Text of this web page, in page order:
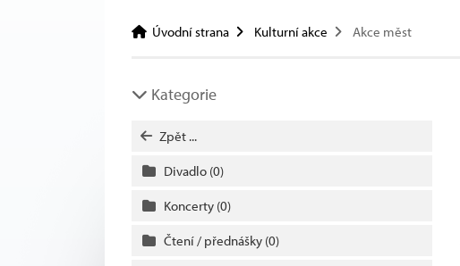
Úvodní strana Kulturní akce Akce měst
Kategorie
Zpět ...
Divadlo (0)
Koncerty (0)
Čtení / přednášky (0)